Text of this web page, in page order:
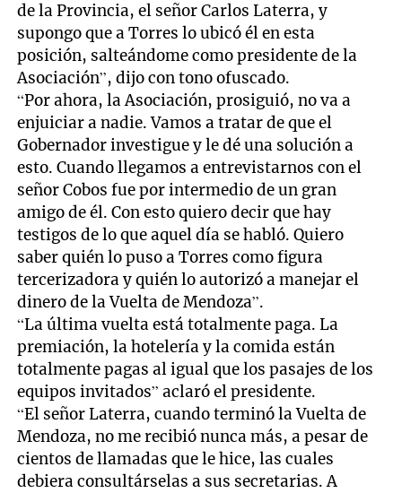
de la Provincia, el señor Carlos Laterra, y
supongo que a Torres lo ubicó él en esta
posición, salteándome como presidente de la
Asociación”, dijo con tono ofuscado.
“Por ahora, la Asociación, prosiguió, no va a
enjuiciar a nadie. Vamos a tratar de que el
Gobernador investigue y le dé una solución a
esto. Cuando llegamos a entrevistarnos con el
señor Cobos fue por intermedio de un gran
amigo de él. Con esto quiero decir que hay
testigos de lo que aquel día se habló. Quiero
saber quién lo puso a Torres como figura
tercerizadora y quién lo autorizó a manejar el
dinero de la Vuelta de Mendoza”.
“La última vuelta está totalmente paga. La
premiación, la hotelería y la comida están
totalmente pagas al igual que los pasajes de los
equipos invitados” aclaró el presidente.
“El señor Laterra, cuando terminó la Vuelta de
Mendoza, no me recibió nunca más, a pesar de
cientos de llamadas que le hice, las cuales
debiera consultárselas a sus secretarias. A